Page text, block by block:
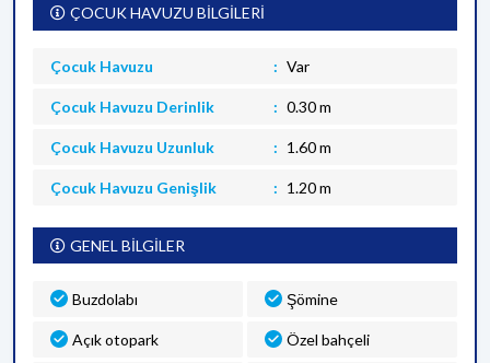
ÇOCUK HAVUZU BİLGİLERİ
Çocuk Havuzu Var
Çocuk Havuzu Derinlik 0.30 m
Çocuk Havuzu Uzunluk 1.60 m
Çocuk Havuzu Genişlik 1.20 m
GENEL BİLGİLER
Buzdolabı Şömine
Açık otopark Özel bahçeli